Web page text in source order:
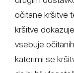
očitane kršitve
kršitve
vsebuje
katerimi se